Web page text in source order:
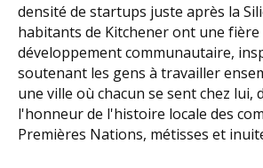
densité de startups juste après la
habitants de Kitchener ont une
développement communautaire,
soutenant les gens à travailler
une ville où chacun se sent chez lui,
l'honneur de l'histoire locale des
Premières Nations, métisses et